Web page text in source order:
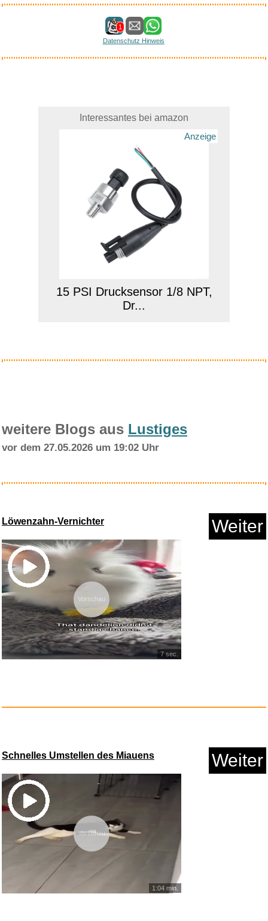
1
Datenschutz Hinweis
Interessantes bei amazon
Anzeige
15 PSI Drucksensor 1/8 NPT,
Dr...
Anzeige
weitere Blogs aus Lustiges
vor dem 27.05.2026 um 19:02 Uhr
Löwenzahn-Vernichter Weiter
Vorschau
7 sec.
Schnelles Umstellen des Miauens Weiter
Vorschau
1:04 min.